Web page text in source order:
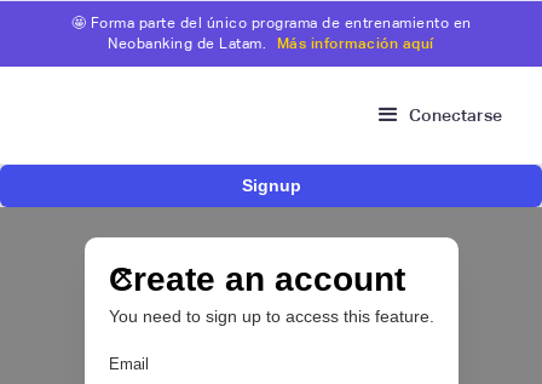
🤩 Forma parte del único programa de entrenamiento en
Neobanking de Latam.
Más información aquí
Conectarse
Signup
Create an account
You need to sign up to access this feature.
Email
fraude, identidad e IA que marcarán el futuro
del sector financiero
Sofía Neira Gómez